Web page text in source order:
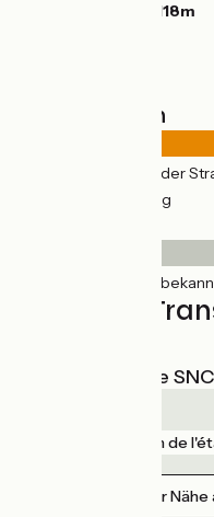
118m
Straßentypen
(94%) Auf der
(6%) Radweg
(100%)
Züge und
Nächstgelegene
1 km de
Bahnhöfe in der